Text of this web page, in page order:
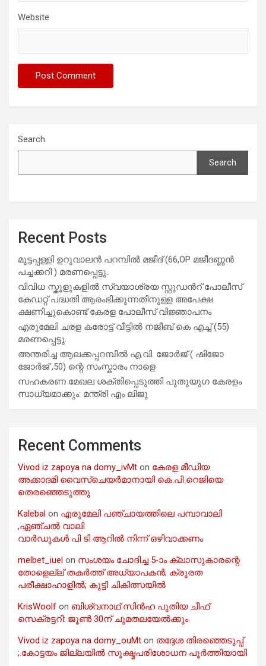
Website
Search
Search
Recent Posts
മുട്ടപ്പള്ളി ഉറുവാലൻ പറമ്പിൽ മജീദ് (66,OP മജീദണ്ണൻ
പച്ചക്കറി ) മരണപ്പെട്ടു..
വിവിധ സ്കൂളുകളില്‍ സ്വയാശ്രയ സ്റ്റുഡന്‍റ് പോലീസ്
കേഡറ്റ് പദ്ധതി ആരംഭിക്കുന്നതിനുള്ള അപേക്ഷ
ക്ഷണിച്ചുകൊണ്ട് കേരള പോലീസ് വിജ്ഞാപനം
എരുമേലി ചരള കരോട്ട് വീട്ടിൽ നജീബ് കെ എച്ച് (55)
മരണപ്പെട്ടു.
അന്തരിച്ച ആ​ല​ക്ക​പ്പ​റമ്പിൽ​ എ.​വി. ജോ​ർ​ജ് ( ഷിജോ
ജോർജ് ,50) ന്റെ സംസ്കാരം നാളെ
സഹകരണ മേഖല ശക്തിപ്പെടുത്തി പുതുയുഗ കേരളം
സാധ്യമാക്കും: മന്ത്രി എം ലിജു
Recent Comments
Vivod iz zapoya na domy_ivMt on കേരള മീഡിയ
അക്കാദമി വൈസ്ചെയർമാനായി കെ.പി റെജിയെ
തെരഞ്ഞെടുത്തു
Kalebal on എരുമേലി പഞ്ചായത്തിലെ പമ്പാവാലി
,ഏഞ്ചൽ വാലി
വാർഡുകൾ പി ടി ആറിൽ നിന്ന് ഒഴിവാക്കണം
melbet_iuel on സംശയം ചോദിച്ച 5-ാം ക്ലാസുകാരന്റെ
തോളെല്ല് തകർത്ത് അധ്യാപകൻ; ക്രൂരത
പരീക്ഷാഹാളിൽ; കുട്ടി ചികിത്സയിൽ
KrisWoolf on ബിശ്വനാഥ് സിൻഹ പുതിയ ചീഫ്
സെക്രട്ടറി: ജൂൺ 30ന് ചുമതലയേൽക്കും
Vivod iz zapoya na domy_ouMt on തദ്ദേശ തിരഞ്ഞെടുപ്പ്
;.കോട്ടയം ജില്ലയിൽ സൂക്ഷ്മപരിശോധന പൂർത്തിയായി